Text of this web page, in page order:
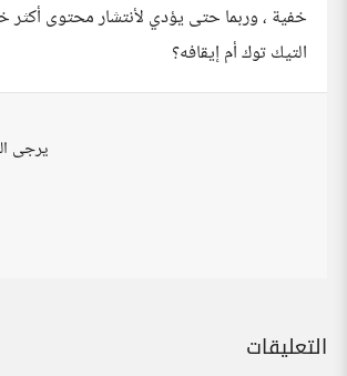
خفية ، وربما حتى يؤدي لأنتشار محتوى أكثر
التيك توك أم إيقافه؟
يرجى
التعليقات